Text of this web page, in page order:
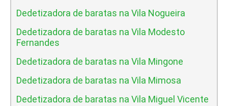
Dedetizadora de baratas na Vila Nogueira
Dedetizadora de baratas na Vila Modesto
Fernandes
Dedetizadora de baratas na Vila Mingone
Dedetizadora de baratas na Vila Mimosa
Dedetizadora de baratas na Vila Miguel Vicente